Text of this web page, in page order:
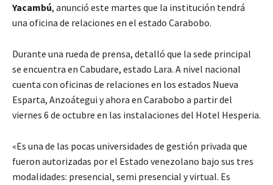
Yacambú, anunció este martes que la institución tendrá
una oficina de relaciones en el estado Carabobo.
Durante una rueda de prensa, detalló que la sede principal
se encuentra en Cabudare, estado Lara. A nivel nacional
cuenta con oficinas de relaciones en los estados Nueva
Esparta, Anzoátegui y ahora en Carabobo a partir del
viernes 6 de octubre en las instalaciones del Hotel Hesperia.
«Es una de las pocas universidades de gestión privada que
fueron autorizadas por el Estado venezolano bajo sus tres
modalidades: presencial, semi presencial y virtual. Es